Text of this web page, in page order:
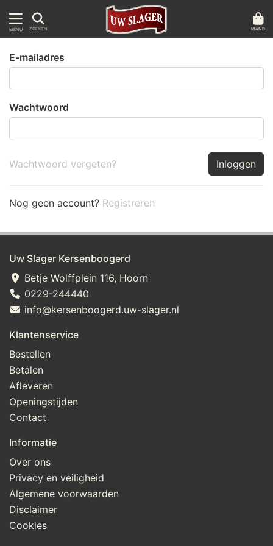
MENU ZOEKEN MAND
E-mailadres
Wachtwoord
Wachtwoord vergeten? Inloggen
Nog geen account? Registreren
Uw Slager Kersenboogerd
Betje Wolffplein 116, Hoorn
0229-244440
info@kersenboogerd.uw-slager.nl
Klantenservice
Bestellen
Betalen
Afleveren
Openingstijden
Contact
Informatie
Over ons
Privacy en veiligheid
Algemene voorwaarden
Disclaimer
Cookies